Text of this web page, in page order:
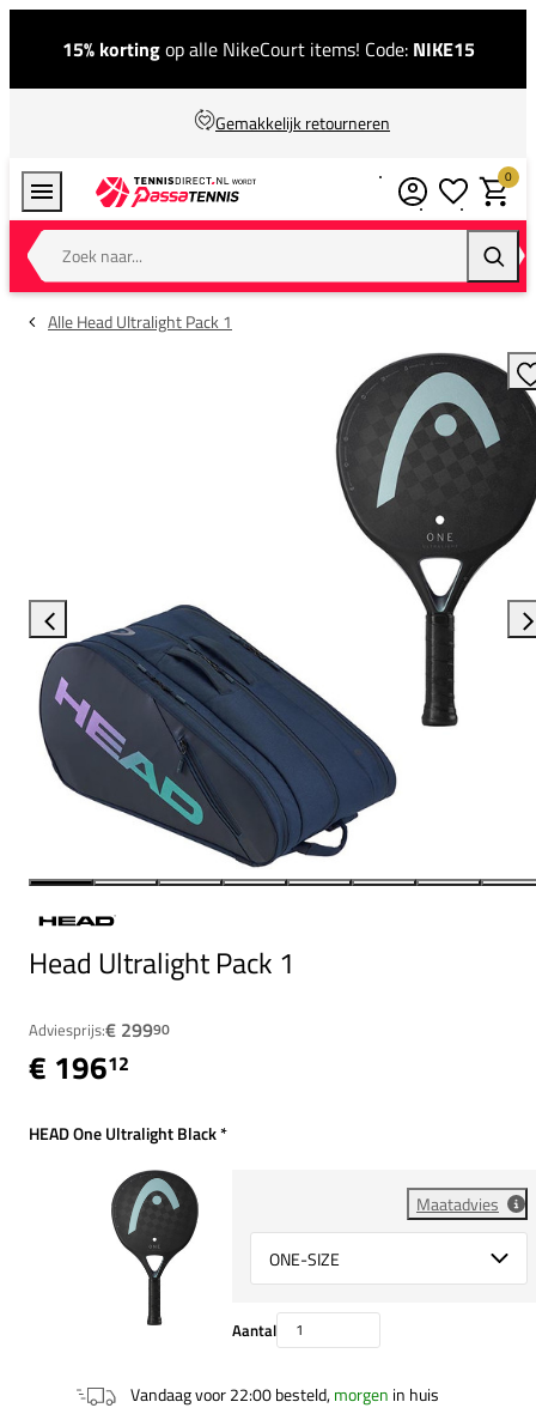
15% kortingop alle NikeCourt items! Code: NIKE15
Gemakkelijk retourneren
Zoek naar...
0
Alle Head Ultralight Pack 1
Head Ultralight Pack 1
Adviesprijs:€ 29990
€ 19612
HEAD One Ultralight Black*
Maatadvies
Select {option} for {name}
Aantal
Vandaag voor 22:00 besteld,morgen in huis